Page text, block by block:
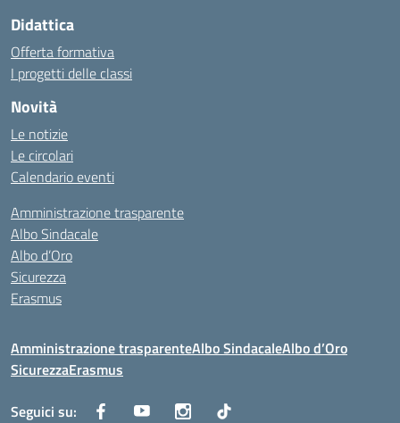
Didattica
Offerta formativa
I progetti delle classi
Novità
Le notizie
Le circolari
Calendario eventi
Amministrazione trasparente
Albo Sindacale
Albo d’Oro
Sicurezza
Erasmus
Amministrazione trasparenteAlbo SindacaleAlbo d’Oro
SicurezzaErasmus
Seguici su: